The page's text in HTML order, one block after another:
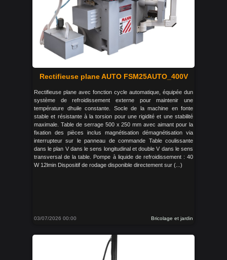
Rectifieuse plane AUTO FSM25AUTO_400V
Rectifieuse plane avec fonction cycle automatique, équipée dun
système de refroidissement externe pour maintenir une
température dhuile constante. Socle de la machine en fonte
stable et résistante à la torsion pour une rigidité et une stabilité
maximale. Table de serrage 500 x 250 mm avec aimant pour la
fixation des pièces inclus magnétisation démagnétisation via
interrupteur sur le panneau de commande Table coulissante
dans le plan V dans le sens longitudinal et double V dans le sens
transversal de la table. Pompe à liquide de refroidissement : 40
W 12lmin Dispositif de rodage disponible directement sur (...)
03/07/2026 00:00 Bricolage et jardin